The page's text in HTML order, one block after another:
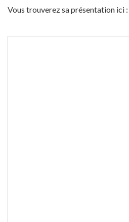
Vous trouverez sa présentation ici :